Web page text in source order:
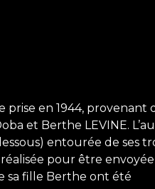
prise en 1944, provenant
et Berthe LEVINE.
entourée de ses
pour être envoyée
sa fille Berthe ont été